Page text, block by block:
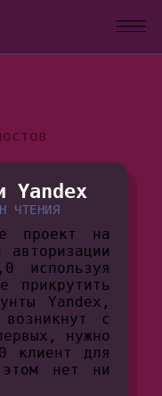
Yandex
ЧТЕНИЯ
проект на
используя
прикрутить
Yandex,
с
нужно
клиент для
нет ни